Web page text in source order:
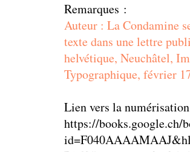
Remarques :
Auteur : La Condamine
texte dans une lettre
helvétique, Neuchâtel,
Typographique, février
Lien vers la
https://books.google.ch/